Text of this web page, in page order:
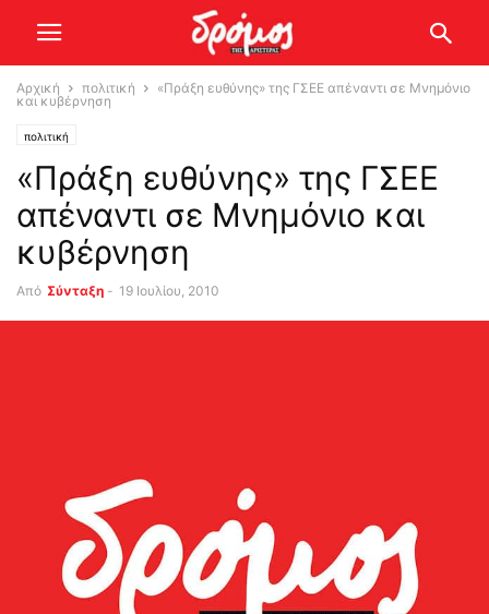
Αρχική πολιτική
«Πράξη ευθύνης» της ΓΣΕΕ απέναντι σε Μνημόνιο
και κυβέρνηση
πολιτική
«Πράξη ευθύνης» της ΓΣΕΕ
απέναντι σε Μνημόνιο και
κυβέρνηση
Από Σύνταξη - 19 Ιουλίου, 2010